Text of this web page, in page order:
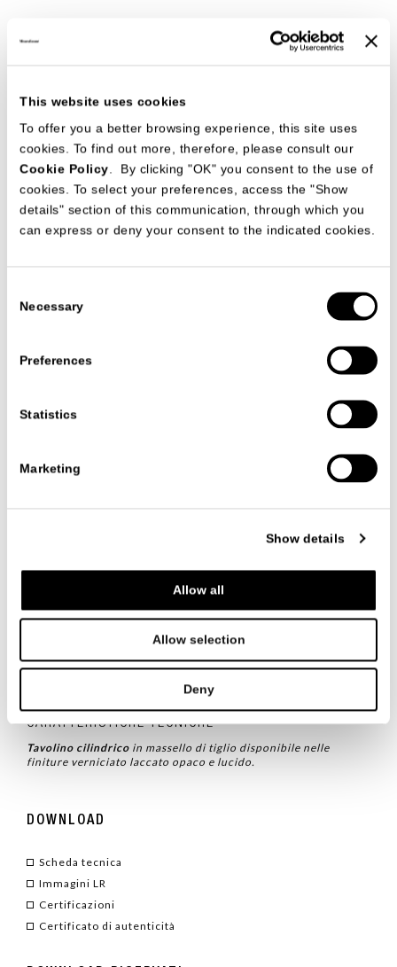
This website uses cookies
To offer you a better browsing experience, this site uses
cookies. To find out more, therefore, please consult our
Cookie Policy . By clicking "OK" you consent to the use of
cookies. To select your preferences, access the "Show
details" section of this communication, through which you
can express or deny your consent to the indicated cookies.
Selection
Necessary
Preferences
Statistics
Marketing
Show details
Allow all
Allow selection
Deny
TAVOLINI MOAI
MOAI
verniciato conquista
l’attenzione dell’intero ambiente in cui viene inserito. Il
di Pasqua, un concentrato di timore reverenziale e bellezza
senza tempo. La caratteristica struttura a clessidra è
la disposizione di nuovi piani d’appoggio e il gioco di
CARATTERISTICHE TECNICHE
Tavolino cilindrico in massello di tiglio disponibile nelle
finiture verniciato laccato opaco e lucido.
DOWNLOAD
Scheda tecnica
Immagini LR
Certificazioni
Certificato di autenticità